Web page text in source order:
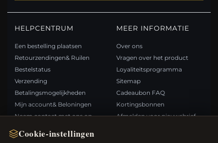
Cookie-instellingen
HELPCENTRUM
Een bestelling plaatsen
Retourzendingen& Ruilen
Bestelstatus
Verzending
Betalingsmogelijkheden
Mijn account& Beloningen
Neem contact met ons op
MEER INFORMATIE
Over ons
Vragen over het product
Loyaliteitsprogramma
Sitemap
Cadeaubon FAQ
Kortingsbonnen
Afmelden voor nieuwsbrief